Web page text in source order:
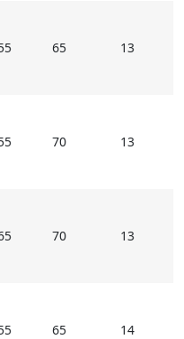
На льду
обеспечивается
кромок,
ламелями.
ARW2
повышают
до минимума
и слэшпленнинга;
расположения
65 13
70 13
70 13
65 14